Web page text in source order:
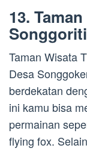
13.
Songgoriti
Taman Wisata
Desa
berdekatan
ini kamu bisa
permainan
flying fox.